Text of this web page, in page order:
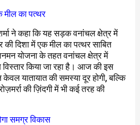
मील का पत्थर
ने कहा कि यह सड़क वनांचल क्षेत्र में
की दिशा में एक मील का पत्थर साबित
योजना के तहत वनांचल क्षेत्र में
विस्तार किया जा रहा है। आज की इस
यातायात की समस्या दूर होगी, बल्कि
की ज़िंदगी में भी कई तरह की
समग्र विकास